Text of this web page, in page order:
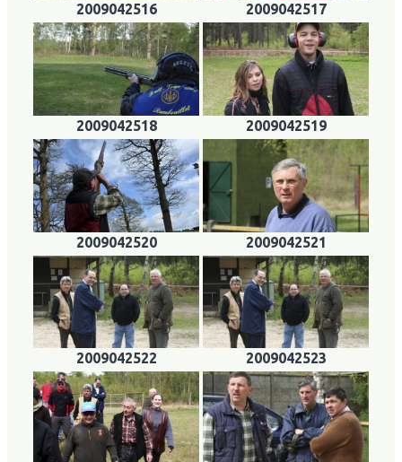
2009042516 2009042517
2009042518 2009042519
2009042520 2009042521
2009042522 2009042523